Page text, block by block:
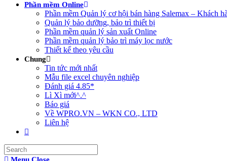
Phần mềm Online
Phần mềm Quản lý cơ hội bán hàng Salemax – Khách
Quản lý bảo dưỡng, bảo trì thiết bị
Phần mềm quản lý sản xuất Online
Phần mềm quản lý bảo trì máy lọc nước
Thiết kế theo yêu cầu
Chung
Tin tức mới nhất
Mẫu file excel chuyên nghiệp
Đánh giá 4.85*
Lì Xì mới^.^
Báo giá
Về WPRO.VN – WKN CO., LTD
Liên hệ
Toggle
search